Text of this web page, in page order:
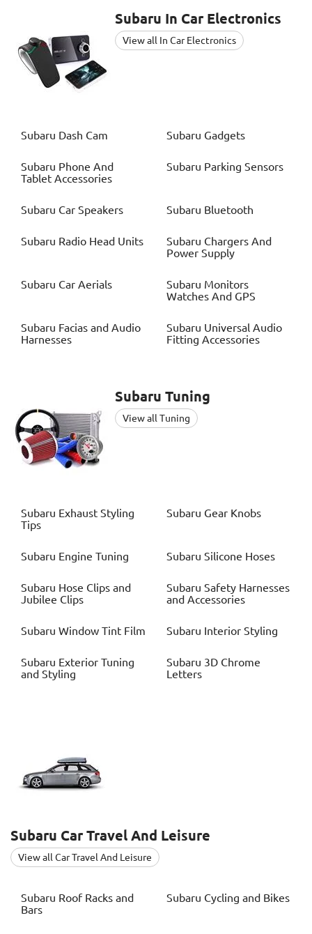
Subaru In Car Electronics
View all In Car Electronics
Subaru Dash Cam Subaru Gadgets
Subaru Phone And
Tablet Accessories
Subaru Parking Sensors
Subaru Car Speakers Subaru Bluetooth
Subaru Radio Head Units Subaru Chargers And
Power Supply
Subaru Car Aerials Subaru Monitors
Watches And GPS
Subaru Facias and Audio
Harnesses
Subaru Universal Audio
Fitting Accessories
Subaru Tuning
View all Tuning
Subaru Exhaust Styling
Tips
Subaru Gear Knobs
Subaru Engine Tuning Subaru Silicone Hoses
Subaru Hose Clips and
Jubilee Clips
Subaru Safety Harnesses
and Accessories
Subaru Window Tint Film Subaru Interior Styling
Subaru Exterior Tuning
and Styling
Subaru 3D Chrome
Letters
Subaru Car Travel And Leisure
View all Car Travel And Leisure
Subaru Roof Racks and
Bars
Subaru Cycling and Bikes